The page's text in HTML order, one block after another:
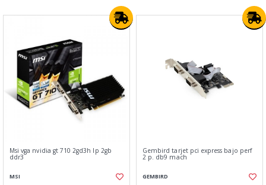
Msi vga nvidia gt 710 2gd3h lp 2gb
ddr3
MSI
Gembird tarjet pci express bajo perf
2 p. db9 mach
GEMBIRD